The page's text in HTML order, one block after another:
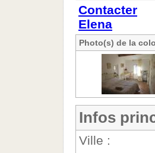
Contacter
Elena
Photo(s) de la
Infos
Ville :